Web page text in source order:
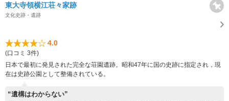
東大寺領横江荘々家跡
文化史跡・遺跡
4.0
(口コミ 3件)
日本で最初に発見された完全な荘園遺跡。昭和47年に国の史跡に指定され，現
在は史跡公園として整備されている。
“遺構はわからない”